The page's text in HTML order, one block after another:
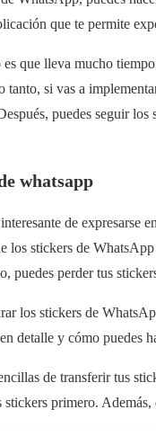
que te permite
que lleva mucho
si vas a
puedes seguir
whatsapp
de expresarse
los stickers de
puedes perder tus
los stickers de
detalle y cómo puedes
de transferir tus
stickers primero.